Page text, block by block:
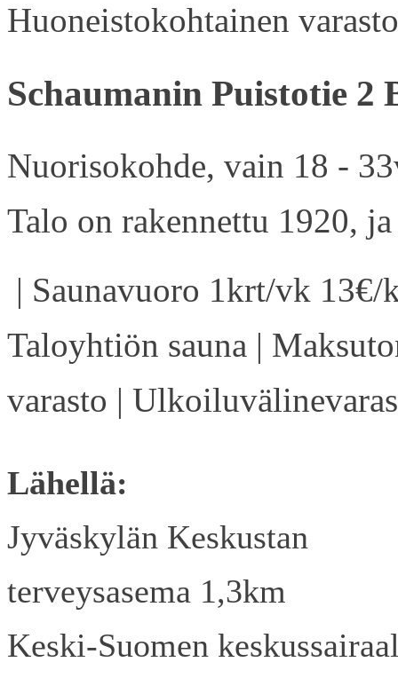
Huoneistokohtainen
Schaumanin Puistotie 2
Nuorisokohde, vain 18 -
Talo on rakennettu 1920,
| Saunavuoro 1krt/vk
Taloyhtiön sauna |
varasto |
Lähellä:
Jyväskylän Keskustan
terveysasema 1,3km
Keski-Suomen